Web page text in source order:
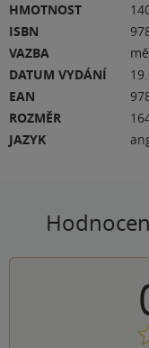
HMOTNOST
ISBN
VAZBA
DATUM VYDÁNÍ
EAN
ROZMĚR
JAZYK